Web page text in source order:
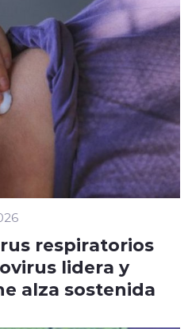
respiratorios
lidera y
alza sostenida